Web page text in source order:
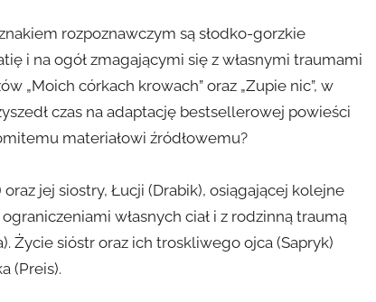
rozpoznawczym są słodko-gorzkie
i na ogół zmagającymi się z własnymi traumami
„Moich córkach krowach” oraz „Zupie nic”, w
czas na adaptację bestsellerowej powieści
materiałowi źródłowemu?
jej siostry, Łucji (Drabik), osiągającej kolejne
własnych ciał i z rodzinną traumą
Życie sióstr oraz ich troskliwego ojca (Sapryk)
(Preis).